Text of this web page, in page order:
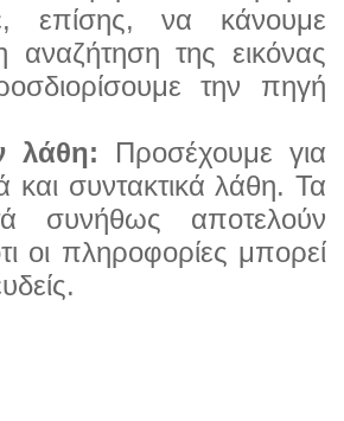
επίσης, να κάνουμε
αναζήτηση της εικόνας
την πηγή
λάθη: Προσέχουμε για
και συντακτικά λάθη. Τα
συνήθως αποτελούν
οι πληροφορίες μπορεί